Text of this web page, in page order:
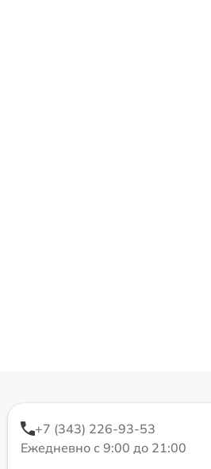
+7 (343) 226-93-53
Ежедневно с 9:00 до 21:00